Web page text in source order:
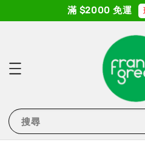
滿 $2000 免運
搜尋